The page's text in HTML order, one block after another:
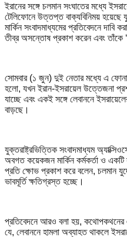
ইরানের সঙ্গে চলমান সংঘাতের মধ্যে
টেলিফোনে উত্তপ্ত বাক্যবিনিময় হয়েছে
মার্কিন সংবাদমাধ্যমের প্রতিবেদনে দাবি
তীব্র অসন্তোষ প্রকাশ করেন এবং তাঁকে
সোমবার (১ জুন) দুই নেতার মধ্যে এ
হলো, যখন ইরান-ইসরায়েল উত্তেজনা
যাচ্ছে এবং একই সঙ্গে লেবাননে
বাড়ছে।
যুক্তরাষ্ট্রভিত্তিক সংবাদমাধ্যম
অবগত কয়েকজন মার্কিন কর্মকর্তা ও একটি
প্রতি ক্ষোভ প্রকাশ করে বলেন, চলমান
ভাবমূর্তি ক্ষতিগ্রস্ত হচ্ছে।
প্রতিবেদনে আরও বলা হয়, কথোপকথনের
যে, লেবাননে হামলা অব্যাহত থাকলে